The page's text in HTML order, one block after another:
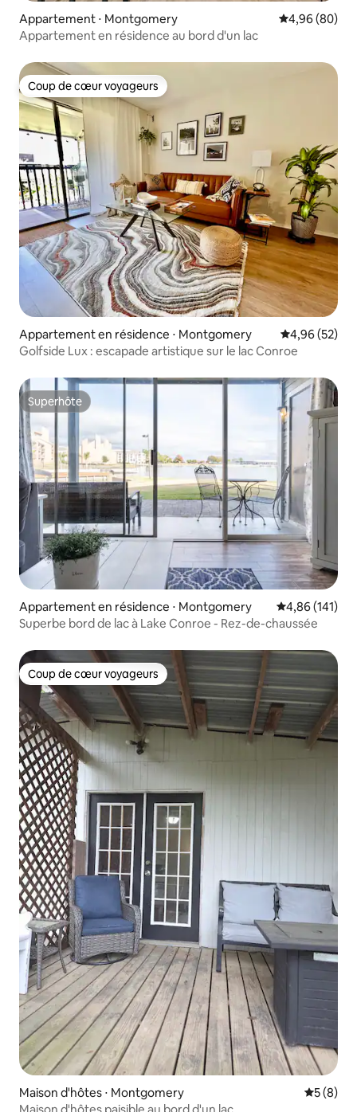
Appartement ⋅ Montgomery Évaluation
4,96 (80)
Appartement en résidence au bord d'un lac
Coup de cœur voyageurs
Coup de cœur voyageurs
Appartement en résidence ⋅ Montgomery Évaluation
4,96 (52)
Golfside Lux : escapade artistique sur le lac Conroe
Superhôte
Superhôte
Appartement en résidence ⋅ Montgomery Évaluation
4,86 (141)
Superbe bord de lac à Lake Conroe - Rez-de-chaussée
Coup de cœur voyageurs
Coup de cœur voyageurs
Maison d'hôtes ⋅ Montgomery
5 (8)
Maison d'hôtes paisible au bord d'un lac